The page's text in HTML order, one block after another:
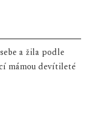
a žila podle
mámou devítileté